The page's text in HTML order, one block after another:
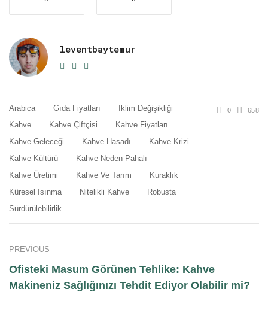
leventbaytemur
Website
Arabica Gıda Fiyatları
Iklim Değişikliği
Kahve
Kahve Çiftçisi
Kahve Fiyatları
Kahve Geleceği
Kahve Hasadı
Kahve Krizi
Kahve Kültürü
Kahve Neden Pahalı
Kahve Üretimi
Kahve Ve Tarım
Kuraklık
Küresel Isınma
Nitelikli Kahve
Robusta
Sürdürülebilirlik
0 658
PREVIOUS
Ofisteki Masum Görünen Tehlike: Kahve
Makineniz Sağlığınızı Tehdit Ediyor Olabilir mi?